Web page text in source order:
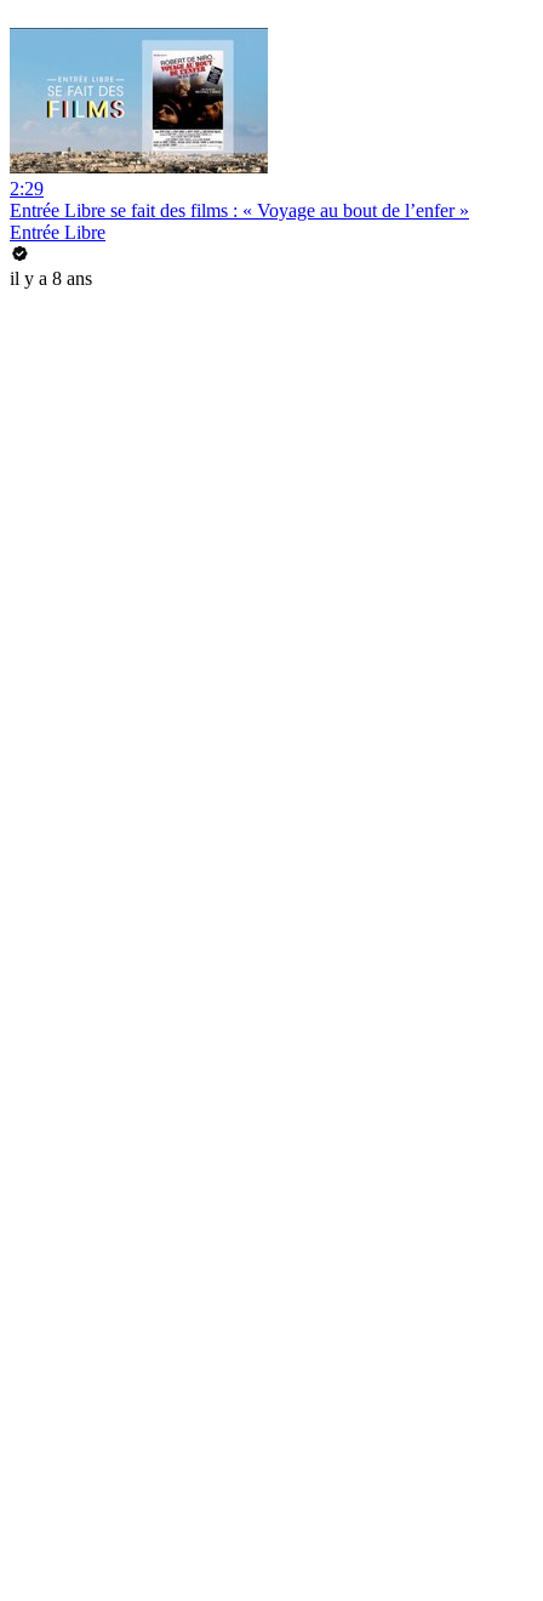
2:29
Entrée Libre se fait des films : « Voyage au bout de l’enfer »
Entrée Libre
il y a 8 ans